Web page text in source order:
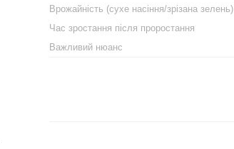
Врожайність (сухе насіння/зрізана зелень)
Час зростання після проростання
Важливий нюанс